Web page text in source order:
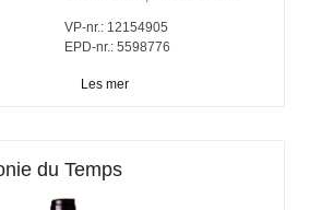
VP-nr.:12154905
EPD-nr.: 5598776
Les mer
du Temps